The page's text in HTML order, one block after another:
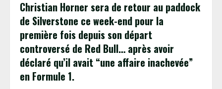
Christian Horner sera de retour au paddock
de Silverstone ce week-end pour la
première fois depuis son départ
controversé de Red Bull… après avoir
déclaré qu’il avait “une affaire inachevée”
en Formule 1.